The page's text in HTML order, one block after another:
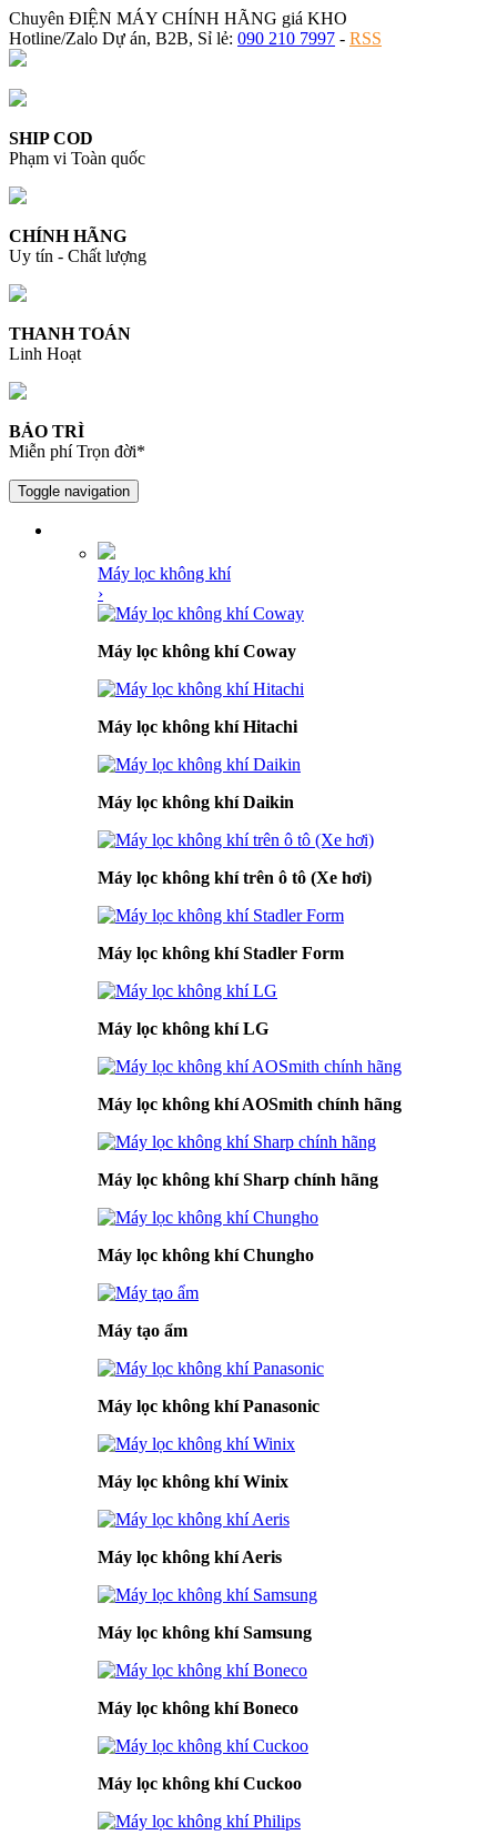
Chuyên ĐIỆN MÁY CHÍNH HÃNG giá KHO
Hotline/Zalo Dự án, B2B, Sỉ lẻ: 090 210 7997 - RSS
SHIP COD
Phạm vi Toàn quốc
CHÍNH HÃNG
Uy tín - Chất lượng
THANH TOÁN
Linh Hoạt
BẢO TRÌ
Miễn phí Trọn đời*
Toggle navigation
Máy lọc không khí
›
Máy lọc không khí Coway
Máy lọc không khí Hitachi
Máy lọc không khí Daikin
Máy lọc không khí trên ô tô (Xe hơi)
Máy lọc không khí Stadler Form
Máy lọc không khí LG
Máy lọc không khí AOSmith chính hãng
Máy lọc không khí Sharp chính hãng
Máy lọc không khí Chungho
Máy tạo ẩm
Máy lọc không khí Panasonic
Máy lọc không khí Winix
Máy lọc không khí Aeris
Máy lọc không khí Samsung
Máy lọc không khí Boneco
Máy lọc không khí Cuckoo